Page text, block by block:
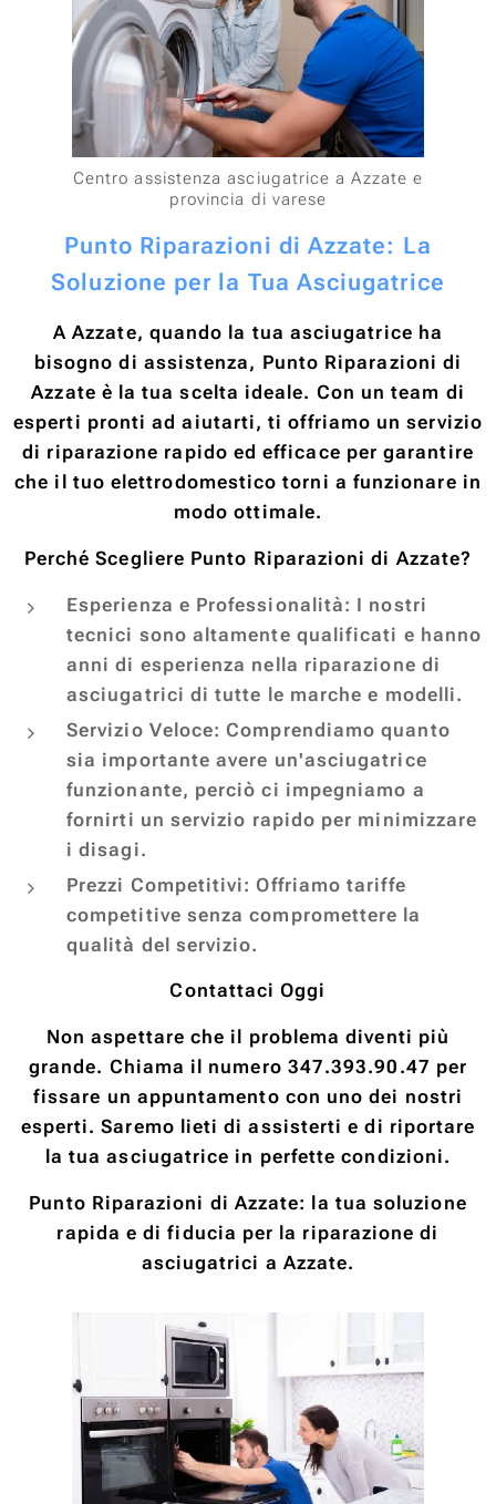
Centro assistenza asciugatrice a Azzate e
provincia di varese
Punto Riparazioni di Azzate: La
Soluzione per la Tua Asciugatrice
A Azzate, quando la tua asciugatrice ha
bisogno di assistenza, Punto Riparazioni di
Azzate è la tua scelta ideale. Con un team di
esperti pronti ad aiutarti, ti offriamo un servizio
di riparazione rapido ed efficace per garantire
che il tuo elettrodomestico torni a funzionare in
modo ottimale.
Perché Scegliere Punto Riparazioni di Azzate?
Esperienza e Professionalità: I nostri
tecnici sono altamente qualificati e hanno
anni di esperienza nella riparazione di
asciugatrici di tutte le marche e modelli.
Servizio Veloce: Comprendiamo quanto
sia importante avere un'asciugatrice
funzionante, perciò ci impegniamo a
fornirti un servizio rapido per minimizzare
i disagi.
Prezzi Competitivi: Offriamo tariffe
competitive senza compromettere la
qualità del servizio.
Contattaci Oggi
Non aspettare che il problema diventi più
grande. Chiama il numero 347.393.90.47 per
fissare un appuntamento con uno dei nostri
esperti. Saremo lieti di assisterti e di riportare
la tua asciugatrice in perfette condizioni.
Punto Riparazioni di Azzate: la tua soluzione
rapida e di fiducia per la riparazione di
asciugatrici a Azzate.